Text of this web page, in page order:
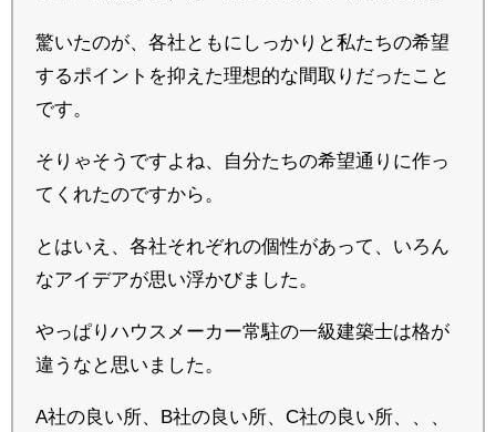
驚いたのが、各社ともにしっかりと私たちの希望
するポイントを抑えた理想的な間取りだったこと
です。
そりゃそうですよね、自分たちの希望通りに作っ
てくれたのですから。
とはいえ、各社それぞれの個性があって、いろん
なアイデアが思い浮かびました。
やっぱりハウスメーカー常駐の一級建築士は格が
違うなと思いました。
A社の良い所、B社の良い所、C社の良い所、、、